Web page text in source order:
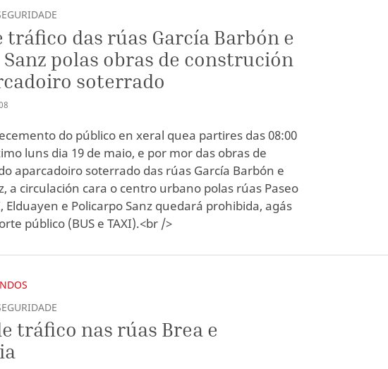
tráfico das rúas García Barbón e
polas obras de construción
soterrado
do público en xeral quea partires das 08:00
luns dia 19 de maio, e por mor das obras de
aparcadoiro soterrado das rúas García Barbón e
a circulación cara o centro urbano polas rúas Paseo
Elduayen e Policarpo Sanz quedará prohibida, agás
público (BUS e TAXI).<br />
tráfico nas rúas Brea e